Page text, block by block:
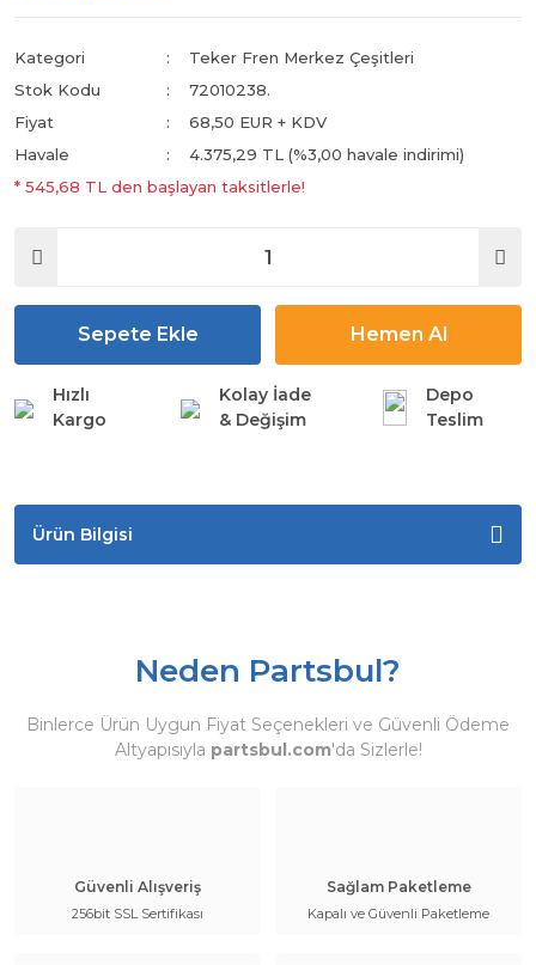
Kategori
Teker Fren Merkez Çeşitleri
Stok Kodu
72010238.
Fiyat
68,50 EUR + KDV
Havale
4.375,29 TL (%3,00 havale indirimi)
* 545,68 TL den başlayan taksitlerle!
Sepete Ekle Hemen Al
Hızlı
Kargo
Kolay İade
& Değişim
Depo
Teslim
Ürün Bilgisi
Neden Partsbul?
Binlerce Ürün Uygun Fiyat Seçenekleri ve Güvenli Ödeme
Altyapısıyla partsbul.com'da Sizlerle!
Güvenli Alışveriş
256bit SSL Sertifikası
Sağlam Paketleme
Kapalı ve Güvenli Paketleme